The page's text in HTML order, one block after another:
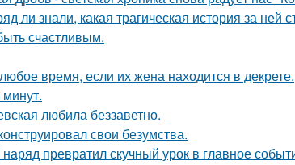
ли знали, какая трагическая история за ней
счастливым.
время, если их жена находится в декрете.
любила беззаветно.
свои безумства.
превратил скучный урок в главное